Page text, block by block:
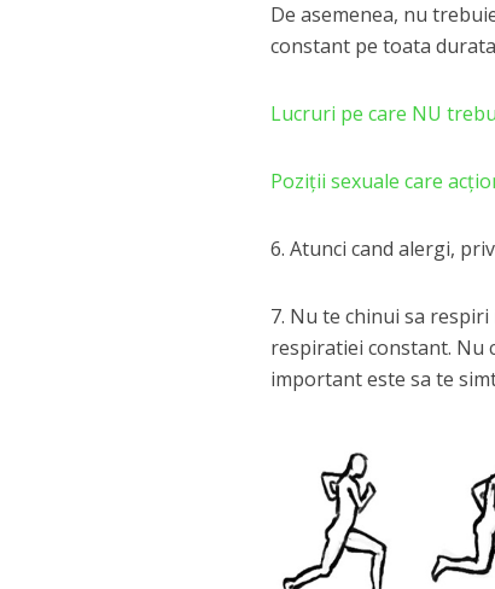
De asemenea, nu
constant pe toata
Lucruri pe care NU
Poziţii sexuale care
6. Atunci cand alergi,
7. Nu te chinui sa
respiratiei constant. Nu
important este sa te